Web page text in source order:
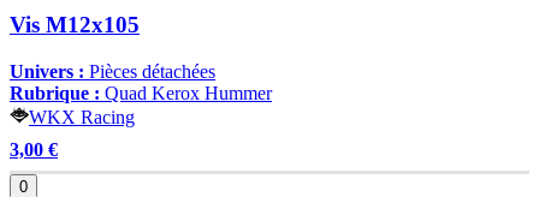
Vis M12x105
Univers : Pièces détachées
Rubrique : Quad Kerox Hummer
WKX Racing
3,00 €
0